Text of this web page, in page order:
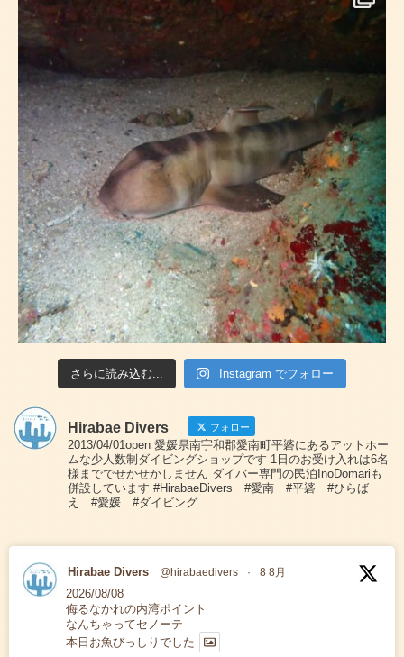
さらに読み込む... Instagram でフォロー
Hirabae Divers フォロー
2013/04/01open 愛媛県南宇和郡愛南町平碆にあるアットホー
ムな少人数制ダイビングショップです 1日のお受け入れは6名
様まででせかせかしません ダイバー専門の民泊InoDomariも
併設しています #HirabaeDivers #愛南 #平碆 #ひらば
え #愛媛 #ダイビング
Hirabae Divers @hirabaedivers · 8 8月
2026/08/08
侮るなかれの内湾ポイント
なんちゃってセノーテ
本日お魚びっしりでした